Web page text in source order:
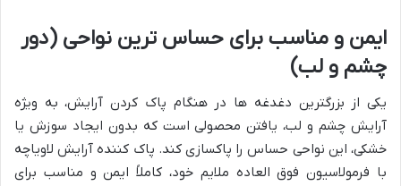
ایمن و مناسب برای حساس ترین نواحی (دور
چشم و لب)
یکی از بزرگترین دغدغه ها در هنگام پاک کردن آرایش، به ویژه
آرایش چشم و لب، یافتن محصولی است که بدون ایجاد سوزش یا
خشکی، این نواحی حساس را پاکسازی کند. پاک کننده آرایش لاویاچه
با فرمولاسیون فوق العاده ملایم خود، کاملاً ایمن و مناسب برای